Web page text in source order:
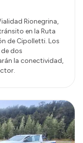
Rionegrina,
en la Ruta
de Cipolletti. Los
dos
la conectividad,